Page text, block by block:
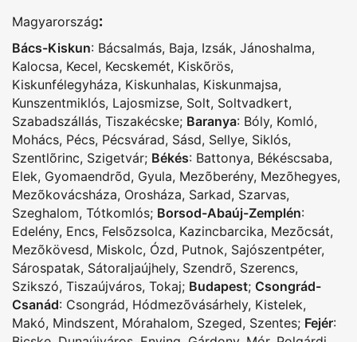
Magyarország:
Bács-Kiskun: Bácsalmás, Baja, Izsák, Jánoshalma,
Kalocsa, Kecel, Kecskemét, Kiskõrös,
Kiskunfélegyháza, Kiskunhalas, Kiskunmajsa,
Kunszentmiklós, Lajosmizse, Solt, Soltvadkert,
Szabadszállás, Tiszakécske; Baranya: Bóly, Komló,
Mohács, Pécs, Pécsvárad, Sásd, Sellye, Siklós,
Szentlõrinc, Szigetvár; Békés: Battonya, Békéscsaba,
Elek, Gyomaendrõd, Gyula, Mezõberény, Mezõhegyes,
Mezõkovácsháza, Orosháza, Sarkad, Szarvas,
Szeghalom, Tótkomlós; Borsod-Abaúj-Zemplén:
Edelény, Encs, Felsõzsolca, Kazincbarcika, Mezõcsát,
Mezõkövesd, Miskolc, Ózd, Putnok, Sajószentpéter,
Sárospatak, Sátoraljaújhely, Szendrõ, Szerencs,
Szikszó, Tiszaújváros, Tokaj; Budapest; Csongrád-
Csanád: Csongrád, Hódmezõvásárhely, Kistelek,
Makó, Mindszent, Mórahalom, Szeged, Szentes; Fejér: